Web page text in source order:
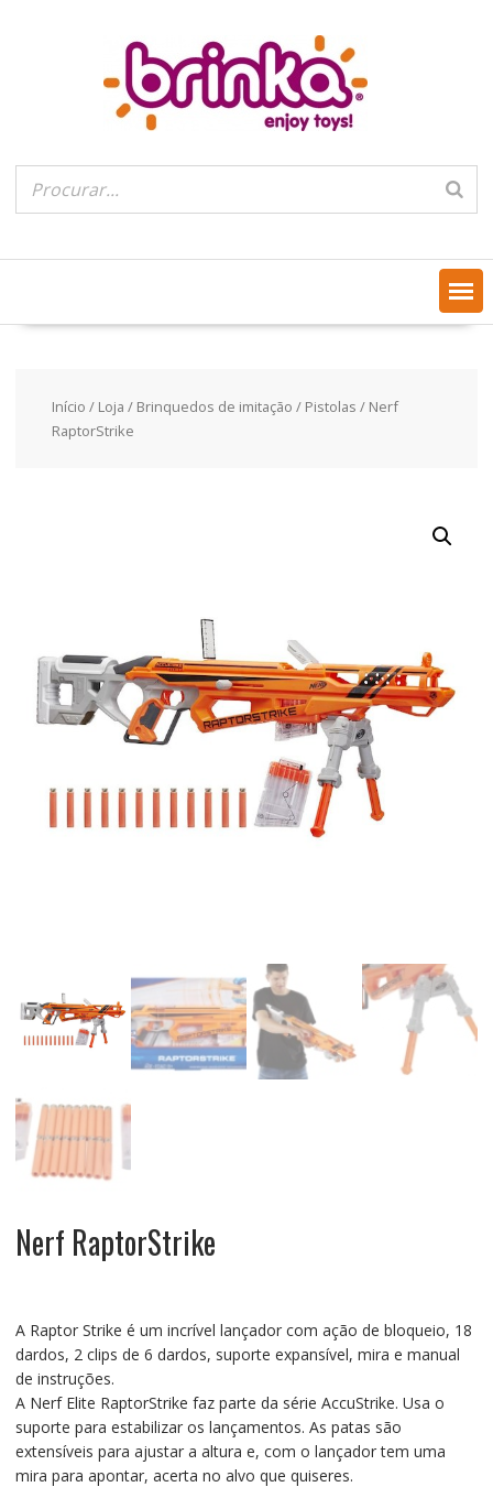
Início / Loja / Brinquedos de imitação / Pistolas / Nerf
RaptorStrike
Nerf RaptorStrike
A Raptor Strike é um incrível lançador com ação de bloqueio, 18
dardos, 2 clips de 6 dardos, suporte expansível, mira e manual
de instruções.
A Nerf Elite RaptorStrike faz parte da série AccuStrike. Usa o
suporte para estabilizar os lançamentos. As patas são
extensíveis para ajustar a altura e, com o lançador tem uma
mira para apontar, acerta no alvo que quiseres.